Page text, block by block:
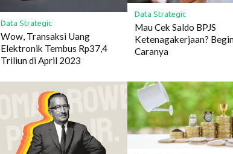
Data Strategic
Wow, Transaksi Uang
Elektronik Tembus Rp37,4
Triliun di April 2023
Data Strategic
Mau Cek Saldo BPJS
Ketenagakerjaan?
Caranya